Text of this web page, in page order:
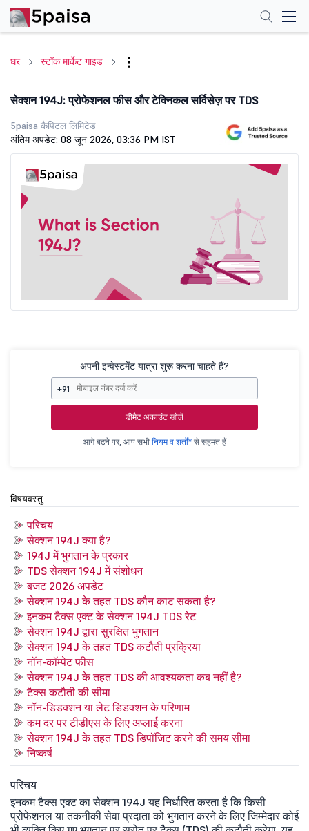
घर स्टॉक मार्केट गाइड
सेक्शन 194J: प्रोफेशनल फीस और टेक्निकल सर्विसेज़ पर TDS
5paisa कैपिटल लिमिटेड
अंतिम अपडेट: 08 जून 2026, 03:36 PM IST
अपनी इन्वेस्टमेंट यात्रा शुरू करना चाहते हैं?
+91
डीमैट अकाउंट खोलें
आगे बढ़ने पर, आप सभी नियम व शर्तों* से सहमत हैं
विषयवस्तु
परिचय
सेक्शन 194J क्या है?
194J में भुगतान के प्रकार
TDS सेक्शन 194J में संशोधन
बजट 2026 अपडेट
सेक्शन 194J के तहत TDS कौन काट सकता है?
इनकम टैक्स एक्ट के सेक्शन 194J TDS रेट
सेक्शन 194J द्वारा सुरक्षित भुगतान
सेक्शन 194J के तहत TDS कटौती प्रक्रिया
नॉन-कॉम्पेट फीस
सेक्शन 194J के तहत TDS की आवश्यकता कब नहीं है?
टैक्स कटौती की सीमा
नॉन-डिडक्शन या लेट डिडक्शन के परिणाम
कम दर पर टीडीएस के लिए अप्लाई करना
सेक्शन 194J के तहत TDS डिपॉजिट करने की समय सीमा
निष्कर्ष
परिचय
इनकम टैक्स एक्ट का सेक्शन 194J यह निर्धारित करता है कि किसी
प्रोफेशनल या तकनीकी सेवा प्रदाता को भुगतान करने के लिए जिम्मेदार कोई